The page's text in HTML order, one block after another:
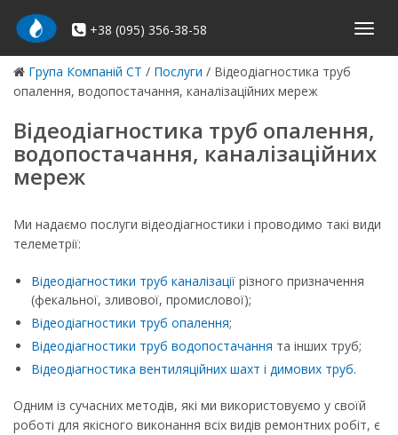
content
+38 (095) 356-38-58
Група Компаній СТ / Послуги / Відеодіагностика труб
опалення, водопостачання, каналізаційних мереж
Відеодіагностика труб опалення,
водопостачання, каналізаційних
мереж
Ми надаємо послуги відеодіагностики і проводимо такі види
телеметрії:
Відеодіагностики труб каналізації різного призначення
(фекальної, зливової, промислової);
Відеодіагностики труб опалення;
Відеодіагностики труб водопостачання та інших труб;
Відеодіагностика вентиляційних шахт і димових труб.
Одним із сучасних методів, які ми використовуємо у своїй
роботі для якісного виконання всіх видів ремонтних робіт, є